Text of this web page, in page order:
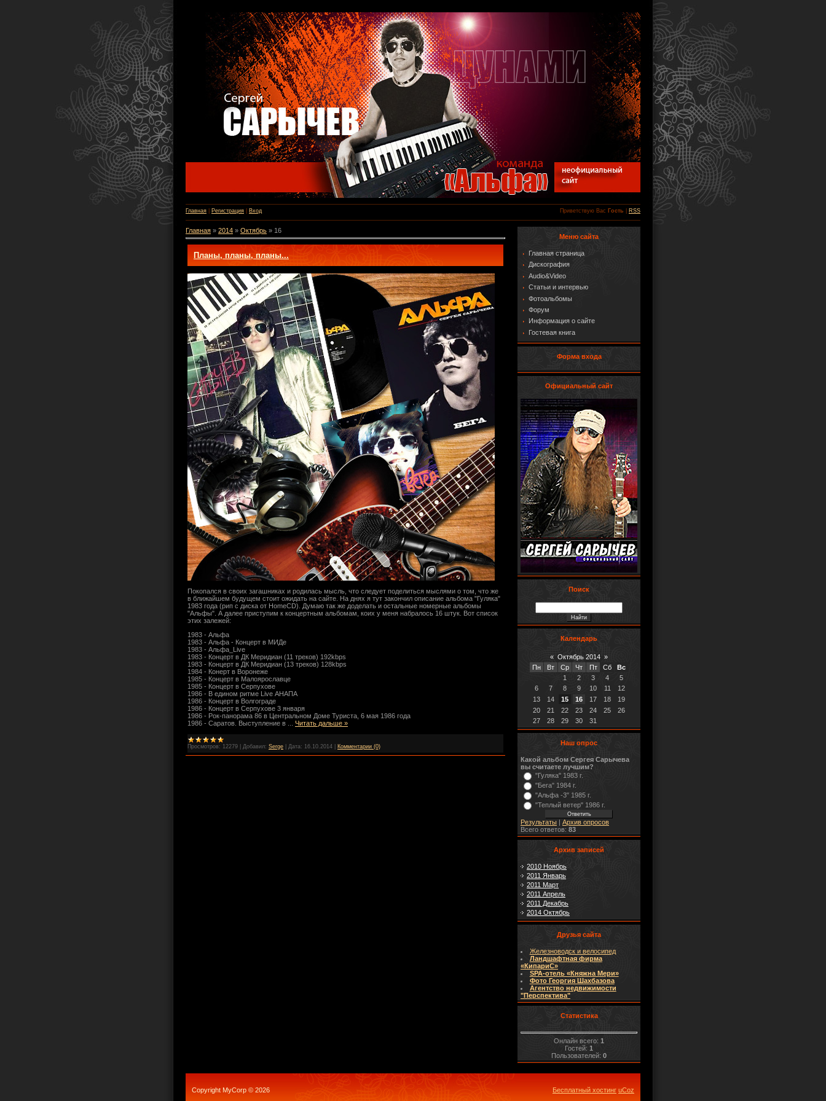
Главная Регистрация Вход Приветствую Вас Гость RSS
Главная » 2014 » Октябрь » 16
Планы, планы, планы...
Покопался в своих загашниках и родилась мысль, что следует поделиться мыслями о том, что же
в ближайшем будущем стоит ожидать на сайте. На днях я тут закончил описание альбома "Гуляка"
1983 года (рип с диска от HomeCD). Думаю так же доделать и остальные номерные альбомы
"Альфы". А далее приступим к концертным альбомам, коих у меня набралось 16 штук. Вот список
этих залежей:
1983 - Альфа
1983 - Альфа - Концерт в МИДе
1983 - Альфа_Live
1983 - Концерт в ДК Меридиан (11 треков) 192kbps
1983 - Концерт в ДК Меридиан (13 треков) 128kbps
1984 - Конерт в Воронеже
1985 - Концерт в Малоярославце
1985 - Концерт в Серпухове
1986 - В едином ритме Live АНАПА
1986 - Концерт в Волгограде
1986 - Концерт в Серпухове 3 января
1986 - Рок-панорама 86 в Центральном Доме Туриста, 6 мая 1986 года
1986 - Саратов. Выступление в
Читать дальше »
Просмотров: 12279 Добавил: Serge Дата: 16.10.2014 Комментарии (0)
Меню сайта
Главная страница
Дискография
Audio&Video
Статьи и интервью
Фотоальбомы
Форум
Информация о сайте
Гостевая книга
Форма входа
Официальный сайт
Поиск
Календарь
« Октябрь 2014 »
Пн
Вт Ср Чт Пт Сб
Вс
1
2 3 4
5
6
7 8 9 10 11
12
13
14 15 16 17 18
19
20
21 22 23 24 25
26
27
28 29 30 31
Наш опрос
Какой альбом Сергея Сарычева
вы считаете лучшим?
"Гуляка" 1983 г.
"Бега" 1984 г.
"Альфа -3" 1985 г.
"Теплый ветер" 1986 г.
Результаты | Архив опросов
Всего ответов: 83
Архив записей
2010 Ноябрь
2011 Январь
2011 Март
2011 Апрель
2011 Декабрь
2014 Октябрь
Друзья сайта
Железноводск и велосипед
Ландшафтная фирма
«КипариC»
SPA-отель «Княжна Мери»
Фото Георгия Шахбазова
Агентство недвижимости
"Перспектива"
Статистика
Онлайн всего: 1
Гостей: 1
Пользователей: 0
Copyright MyCorp © 2026 Бесплатный хостинг uCoz